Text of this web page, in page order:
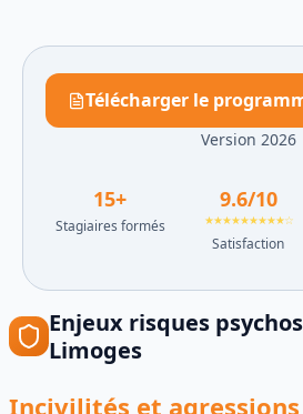
Télécharger le
Version 2026
15+
Stagiaires formés
9.6/10
★★★★★★★★★☆
Satisfaction
Enjeux risques
Limoges
Incivilités et